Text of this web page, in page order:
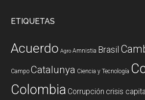
ETIQUETAS
Acuerdo Agro Amnistia Brasil
Campo Catalunya Ciencia y Tecnología
Colombia Corrupción crisis